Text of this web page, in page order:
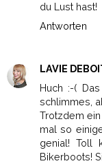
du Lust hast!
Antworten
LAVIE
Huch :-(
schlimmes,
Trotzdem
mal so
genial! Toll
Bikerboots!